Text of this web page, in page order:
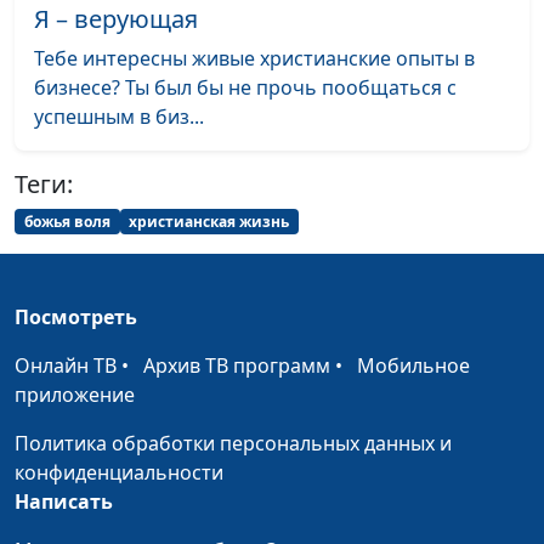
Стоит ли
говорить о Боге в
интернете?
Мараханова, Оля
Феофанова, Вика Булатова,
Можно ли
постоянно быть
счастливым?
Мараханова, Оля
Феофанова, Вика Булатова,
Сплетники и
Феофанова, Вика Булатова,
Полное доверие
Богу реально?
Настя Сергеева, Маша
Мараханова, Оля
Я – верующая
Тебе интересны живые христианские опыты в
бизнесе? Ты был бы не прочь пообщаться с
успешным в биз...
Теги:
божья воля христианская жизнь
Посмотреть
Онлайн ТВ • Архив ТВ программ • Мобильное
приложение
Политика обработки персональных данных и
конфиденциальности
Написать